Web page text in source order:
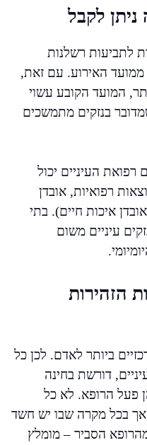
ניתן לקבל
לתביעות רשלנות
האירוע. עם זאת,
המועד הקובע עשוי
בנזקים מתמשכים
רפואת העיניים יכול
רפואיות, אובדן
איכות חיים). בתי
עיניים משום
הזהירות
ביותר לאדם. לכן כל
דורשת בחינה
פעל הרופא. לא כל
אך בכל מקרה שבו יש חשד
הסביר – מומלץ